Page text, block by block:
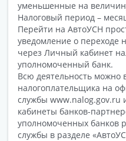
уменьшенные на
Налоговый период –
Перейти на АвтоУСН
уведомление о переходе
через Личный кабинет
уполномоченный банк.
Всю деятельность можно
налогоплательщика на
службы www.nalog.gov.ru
кабинеты банков-
уполномоченных банков
службы в разделе